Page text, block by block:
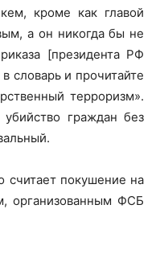
кроме как главой
а он никогда бы не
[президента РФ
словарь и прочитайте
терроризм».
граждан без
считает покушение на
организованным ФСБ